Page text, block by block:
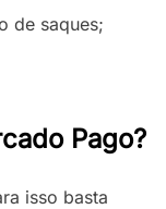
de saques;
Pago?
isso basta